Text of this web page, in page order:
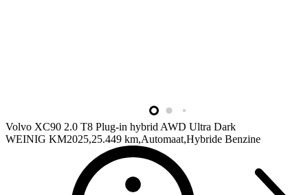
Volvo XC90 2.0 T8 Plug-in hybrid AWD Ultra Dark
WEINIG KM2025 25.449 km Automaat Hybride Benzine